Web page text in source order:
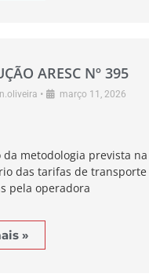
ARESC Nº 395
• março 11, 2026
metodologia prevista na
das tarifas de
pela operadora
»